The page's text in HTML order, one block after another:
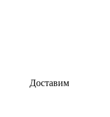
Доставим